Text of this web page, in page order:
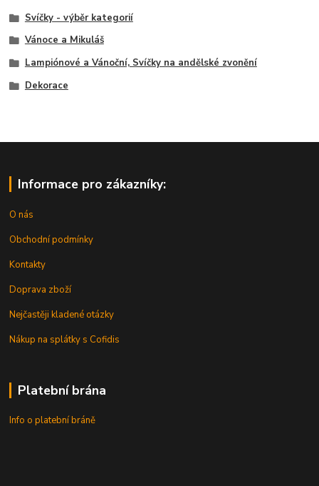
Svíčky - výběr kategorií
Vánoce a Mikuláš
Lampiónové a Vánoční, Svíčky na andělské zvonění
Dekorace
Informace pro zákazníky:
O nás
Obchodní podmínky
Kontakty
Doprava zboží
Nejčastěji kladené otázky
Nákup na splátky s Cofidis
Platební brána
Info o platební bráně